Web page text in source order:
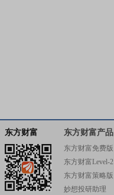
东方财富 东方财富产品
东方财富免费版
东方财富Level-2
东方财富策略版
妙想投研助理